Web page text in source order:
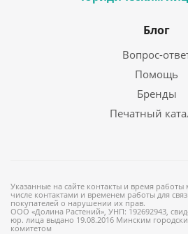
Блог
Вопрос-
Помощь
Бренды
Печатный
Указанные на сайте контакты и время работы
числе контактами и временем работы для
покупателей о нарушении их прав.
ООО «Долина Растений», УНП: 192692943,
юр. лица выдано 19.08.2016 Минским
комитетом